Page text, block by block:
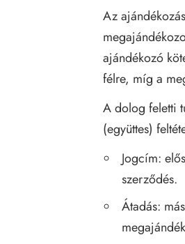
Az
ajándékozó
félre, míg a
A dolog feletti
(együttes)
Jogcím:
szerződés.
Átadás: